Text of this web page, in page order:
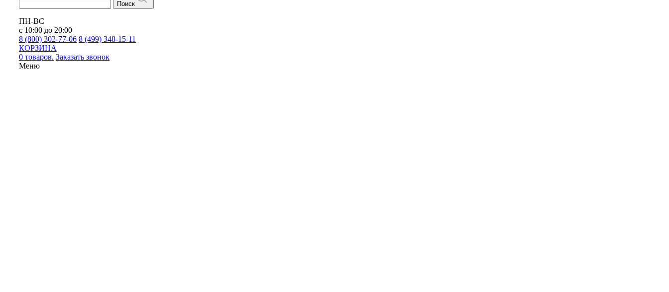
Поиск
ПН-ВС
с 10:00 до 20:00
8 (800) 302-77-06 8 (499) 348-15-11
КОРЗИНА
0 товаров. Заказать звонок
Меню